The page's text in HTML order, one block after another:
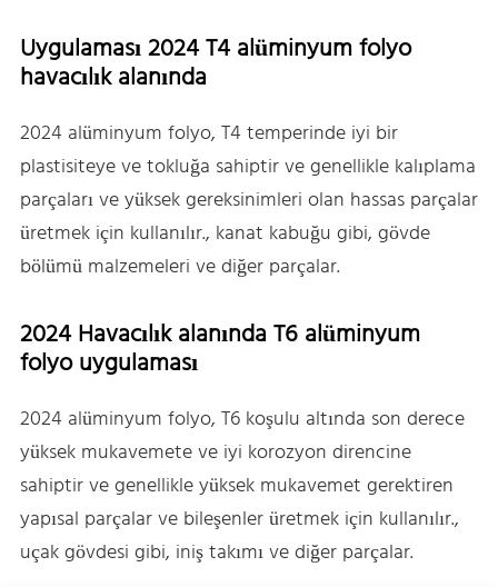
Uygulaması 2024 T4 alüminyum folyo
havacılık alanında
2024 alüminyum folyo, T4 temperinde iyi bir
plastisiteye ve tokluğa sahiptir ve genellikle kalıplama
parçaları ve yüksek gereksinimleri olan hassas parçalar
üretmek için kullanılır., kanat kabuğu gibi, gövde
bölümü malzemeleri ve diğer parçalar.
2024 Havacılık alanında T6 alüminyum
folyo uygulaması
2024 alüminyum folyo, T6 koşulu altında son derece
yüksek mukavemete ve iyi korozyon direncine
sahiptir ve genellikle yüksek mukavemet gerektiren
yapısal parçalar ve bileşenler üretmek için kullanılır.,
uçak gövdesi gibi, iniş takımı ve diğer parçalar.